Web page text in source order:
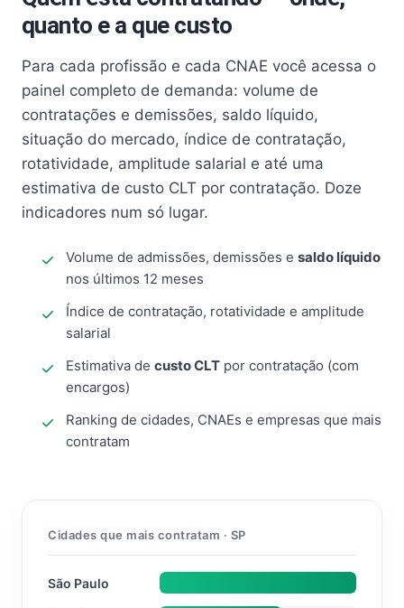
quanto e a que custo
Para cada profissão e cada CNAE você acessa o
painel completo de demanda: volume de
contratações e demissões, saldo líquido,
situação do mercado, índice de contratação,
rotatividade, amplitude salarial e até uma
estimativa de custo CLT por contratação. Doze
indicadores num só lugar.
Volume de admissões, demissões e saldo líquido
nos últimos 12 meses
Índice de contratação, rotatividade e amplitude
salarial
Estimativa de custo CLT por contratação (com
encargos)
Ranking de cidades, CNAEs e empresas que mais
contratam
Cidades que mais contratam · SP
São Paulo